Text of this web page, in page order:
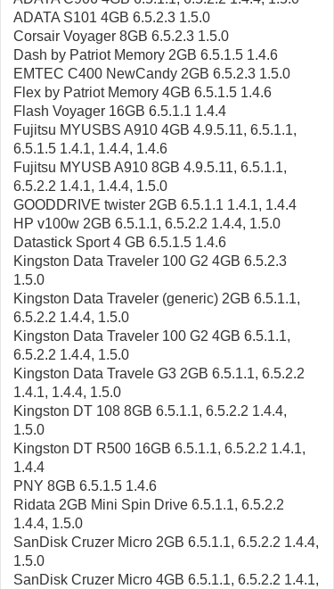
ADATA S101 4GB 6.5.2.3 1.5.0
Corsair Voyager 8GB 6.5.2.3 1.5.0
Dash by Patriot Memory 2GB 6.5.1.5 1.4.6
EMTEC C400 NewCandy 2GB 6.5.2.3 1.5.0
Flex by Patriot Memory 4GB 6.5.1.5 1.4.6
Flash Voyager 16GB 6.5.1.1 1.4.4
Fujitsu MYUSBS A910 4GB 4.9.5.11, 6.5.1.1,
6.5.1.5 1.4.1, 1.4.4, 1.4.6
Fujitsu MYUSB A910 8GB 4.9.5.11, 6.5.1.1,
6.5.2.2 1.4.1, 1.4.4, 1.5.0
GOODDRIVE twister 2GB 6.5.1.1 1.4.1, 1.4.4
HP v100w 2GB 6.5.1.1, 6.5.2.2 1.4.4, 1.5.0
Datastick Sport 4 GB 6.5.1.5 1.4.6
Kingston Data Traveler 100 G2 4GB 6.5.2.3
1.5.0
Kingston Data Traveler (generic) 2GB 6.5.1.1,
6.5.2.2 1.4.4, 1.5.0
Kingston Data Traveler 100 G2 4GB 6.5.1.1,
6.5.2.2 1.4.4, 1.5.0
Kingston Data Travele G3 2GB 6.5.1.1, 6.5.2.2
1.4.1, 1.4.4, 1.5.0
Kingston DT 108 8GB 6.5.1.1, 6.5.2.2 1.4.4,
1.5.0
Kingston DT R500 16GB 6.5.1.1, 6.5.2.2 1.4.1,
1.4.4
PNY 8GB 6.5.1.5 1.4.6
Ridata 2GB Mini Spin Drive 6.5.1.1, 6.5.2.2
1.4.4, 1.5.0
SanDisk Cruzer Micro 2GB 6.5.1.1, 6.5.2.2 1.4.4,
1.5.0
SanDisk Cruzer Micro 4GB 6.5.1.1, 6.5.2.2 1.4.1,